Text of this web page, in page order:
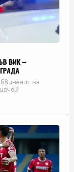
ВИК –
на